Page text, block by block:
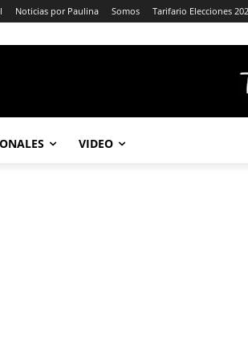
Noticias por Paulina Somos Tarifario Elecciones
VIDEO